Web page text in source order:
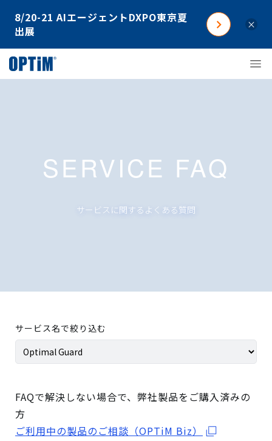
8/20-21 AIエージェントDXPO東京夏
出展
×
SERVICE FAQ
サービスに関するよくある質問
サービス名で絞り込む
FAQで解決しない場合で、弊社製品をご購入済みの
方
ご利用中の製品のご相談（OPTiM Biz）